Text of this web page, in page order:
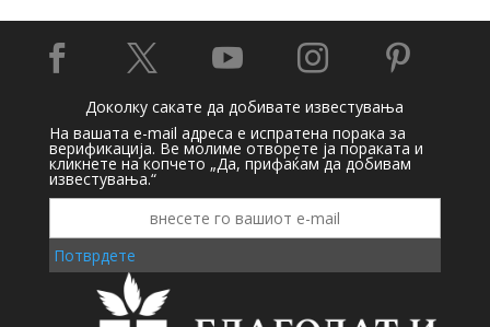
    
Доколку сакате да добивате известувања
На вашата e-mail адреса е испратена порака за
верификација. Ве молиме отворете ја пораката и
кликнете на копчето „Да, прифаќам да добивам
известувања.“
Потврдете